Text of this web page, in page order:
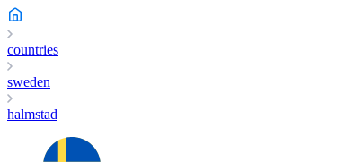
countries
sweden
halmstad